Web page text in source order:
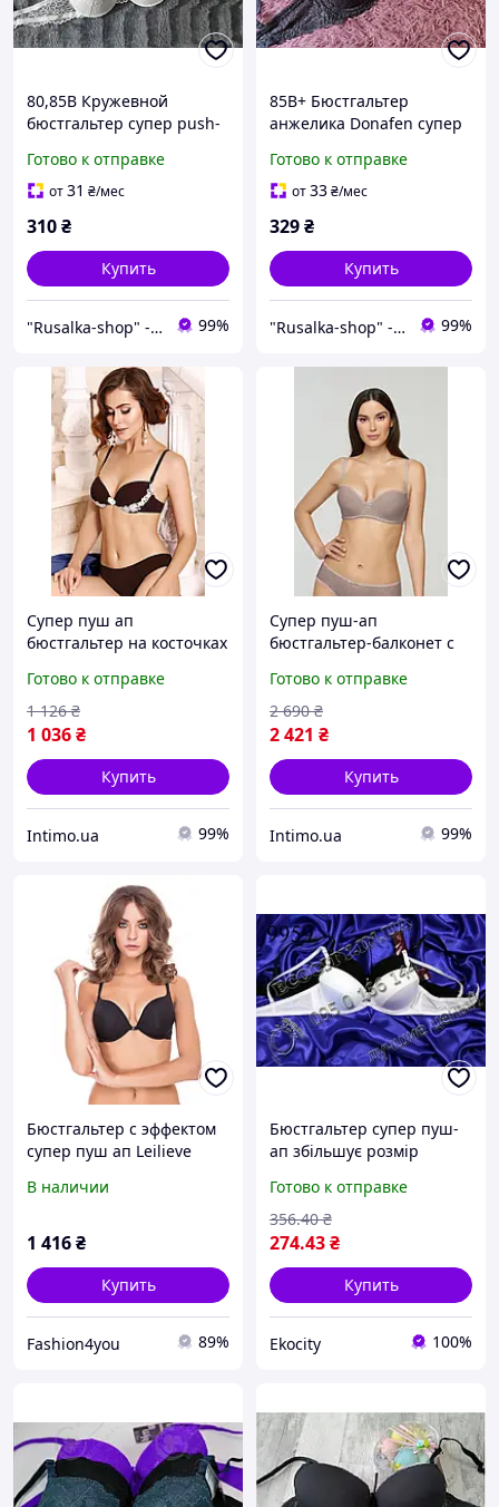
80,85В Кружевной
бюстгальтер супер push-
усиленный пуш-ап чашка
2 размер Onita de
Готово к отправке
от31 ₴/мес
310₴
Купить
"Rusalka-shop" - інтернет магазин спідньої жіночої білизни 99%
85В+ Бюстгальтер
анжелика Donafen супер
усиленный push-up
лифчик кружевной 2
Готово к отправке
от33₴/мес
329₴
Купить
"Rusalka-shop" - інтернет магазин спідньої жіночої білизни 99%
Супер пуш ап
бюстгальтер на косточках
Anabel Arto коричневый
(65822)
Готово к отправке
1 036₴
1 126 ₴
Купить
Intimo.ua 99%
Супер пуш-ап
бюстгальтер-балконет с
косточками, съёмные
бретели Marc & Andre
Бежевый (82900)
Готово к отправке
2 421 ₴
2 690 ₴
Купить
Intimo.ua 99%
Бюстгальтер с эффектом
супер пуш ап Leilieve
В наличии
1 416₴
Купить
Fashion4you 89%
Бюстгальтер супер пуш-
ап збільшує розмір
Основа: А неповна В Nice
Fans білий (9959)
Готово к отправке
274.43₴
356.40 ₴
Купить
Ekocity 100%